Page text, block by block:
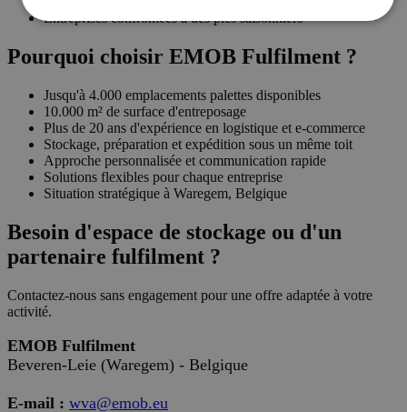
Entreprises confrontées à des pics saisonniers
Pourquoi choisir EMOB Fulfilment ?
Jusqu'à 4.000 emplacements palettes disponibles
10.000 m² de surface d'entreposage
Plus de 20 ans d'expérience en logistique et e-commerce
Stockage, préparation et expédition sous un même toit
Approche personnalisée et communication rapide
Solutions flexibles pour chaque entreprise
Situation stratégique à Waregem, Belgique
Besoin d'espace de stockage ou d'un
partenaire fulfilment ?
Contactez-nous sans engagement pour une offre adaptée à votre
activité.
EMOB Fulfilment
Beveren-Leie (Waregem) - Belgique
E-mail : wva@emob.eu